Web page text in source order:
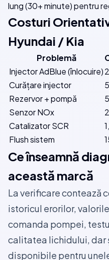
lung (30+ minute) pentru
Costuri
Hyundai / Kia
Problemă
Injector AdBlue (înlocuire)
Curățare injector
Rezervor + pompă
Senzor NOx
Catalizator SCR
Flush sistem
Ce înseamnă
această marcă
La verificare contează
istoricul erorilor,
comanda pompei,
calitatea lichidului, dar
disponibile pentru